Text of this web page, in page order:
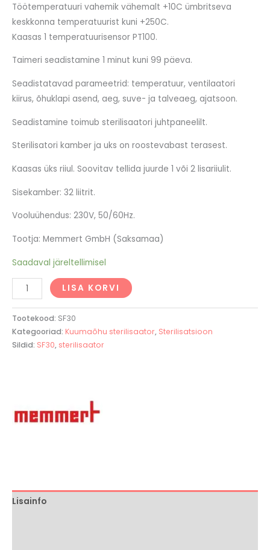
Töötemperatuuri vahemik vähemalt +10C ümbritseva
keskkonna temperatuurist kuni +250C.
Kaasas 1 temperatuurisensor PT100.
Taimeri seadistamine 1 minut kuni 99 päeva.
Seadistatavad parameetrid: temperatuur, ventilaatori
kiirus, õhuklapi asend, aeg, suve- ja talveaeg, ajatsoon.
Seadistamine toimub sterilisaatori juhtpaneelilt.
Sterilisatori kamber ja uks on roostevabast terasest.
Kaasas üks riiul. Soovitav tellida juurde 1 või 2 lisariiulit.
Sisekamber: 32 liitrit.
Vooluühendus: 230V, 50/60Hz.
Tootja: Memmert GmbH (Saksamaa)
Saadaval järeltellimisel
LISA KORVI
Tootekood: SF30
Kategooriad: Kuumaõhu sterilisaator, Sterilisatsioon
Sildid: SF30, sterilisaator
Lisainfo